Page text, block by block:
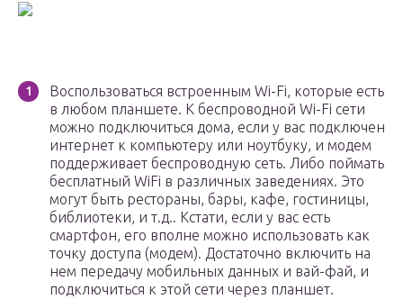
Воспользоваться встроенным Wi-Fi, которые есть
в любом планшете. К беспроводной Wi-Fi сети
можно подключиться дома, если у вас подключен
интернет к компьютеру или ноутбуку, и модем
поддерживает беспроводную сеть. Либо поймать
бесплатный WiFi в различных заведениях. Это
могут быть рестораны, бары, кафе, гостиницы,
библиотеки, и т.д.. Кстати, если у вас есть
смартфон, его вполне можно использовать как
точку доступа (модем). Достаточно включить на
нем передачу мобильных данных и вай-фай, и
подключиться к этой сети через планшет.